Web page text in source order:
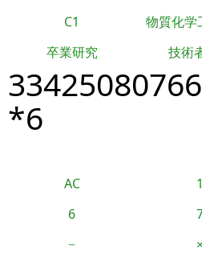
C1 物質化学
卒業研究
技術
*6
AC 1
6
−
×